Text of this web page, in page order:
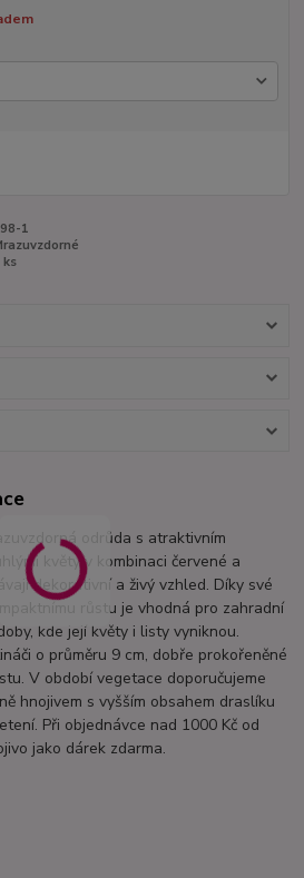
1
ks
odrůda s atraktivním
květy v kombinaci červené a
dekorativní a živý vzhled. Díky své
růstu je vhodná pro zahradní
kde její květy i listy vyniknou.
o průměru 9 cm, dobře prokořeněné
V období vegetace doporučujeme
hnojivem s vyšším obsahem draslíku
Při objednávce nad 1000 Kč od
jako dárek zdarma.